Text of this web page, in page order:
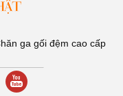
ga gối đệm cao cấp